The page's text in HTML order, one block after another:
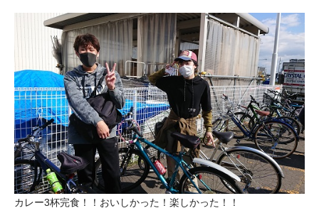
カレー3杯完食！！おいしかった！楽しかった！！